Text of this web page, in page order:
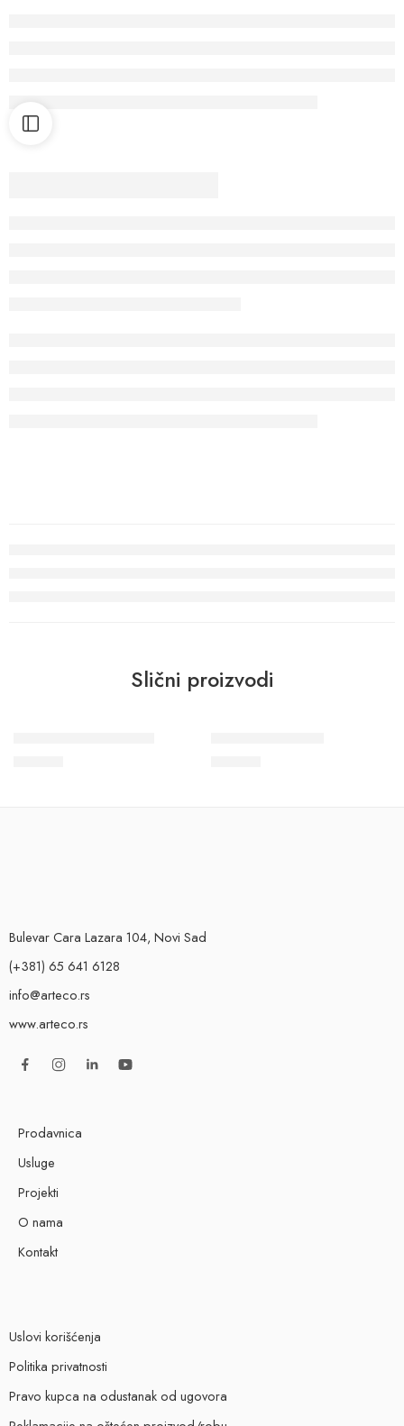
Slični proizvodi
Bulevar Cara Lazara 104, Novi Sad
(+381) 65 641 6128
info@arteco.rs
www.arteco.rs
Prodavnica
Usluge
Projekti
O nama
Kontakt
Uslovi korišćenja
Politika privatnosti
Pravo kupca na odustanak od ugovora